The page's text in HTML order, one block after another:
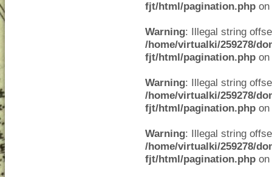
fjt/html/pagination.php
Warning: Illegal string
/home/virtualki/259278/
fjt/html/pagination.php
Warning: Illegal string
/home/virtualki/259278/
fjt/html/pagination.php
Warning: Illegal string
/home/virtualki/259278/
fjt/html/pagination.php